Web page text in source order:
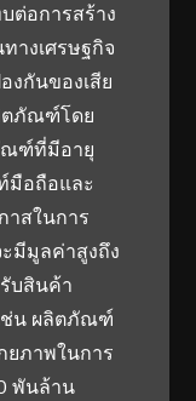
ต่อการสร้าง
างเศรษฐกิจ
งกันของเสีย
ตภัณฑ์โดย
ณฑ์ที่มีอายุ
มือถือและ
าสในการ
มีมูลค่าสูงถึง
บสินค้า
ช่น ผลิตภัณฑ์
ยภาพในการ
พันล้าน